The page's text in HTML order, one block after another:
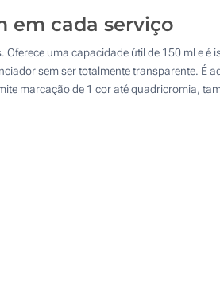
Atualizar
em cada serviço
uma capacidade útil de 150 ml e é
sem ser totalmente transparente. É
marcação de 1 cor até quadricromia,